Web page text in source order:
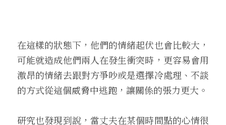
在這樣的狀態下，他們的情緒起伏也會比較大，
可能就造成他們兩人在發生衝突時，更容易會用
激昂的情緒去跟對方爭吵或是選擇冷處理、不談
的方式從這個威脅中逃跑，讓關係的張力更大。
研究也發現到說，當丈夫在某個時間點的心情很